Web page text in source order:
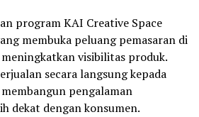
program KAI Creative Space
membuka peluang pemasaran di
visibilitas produk.
secara langsung kepada
pengalaman
dekat dengan konsumen.